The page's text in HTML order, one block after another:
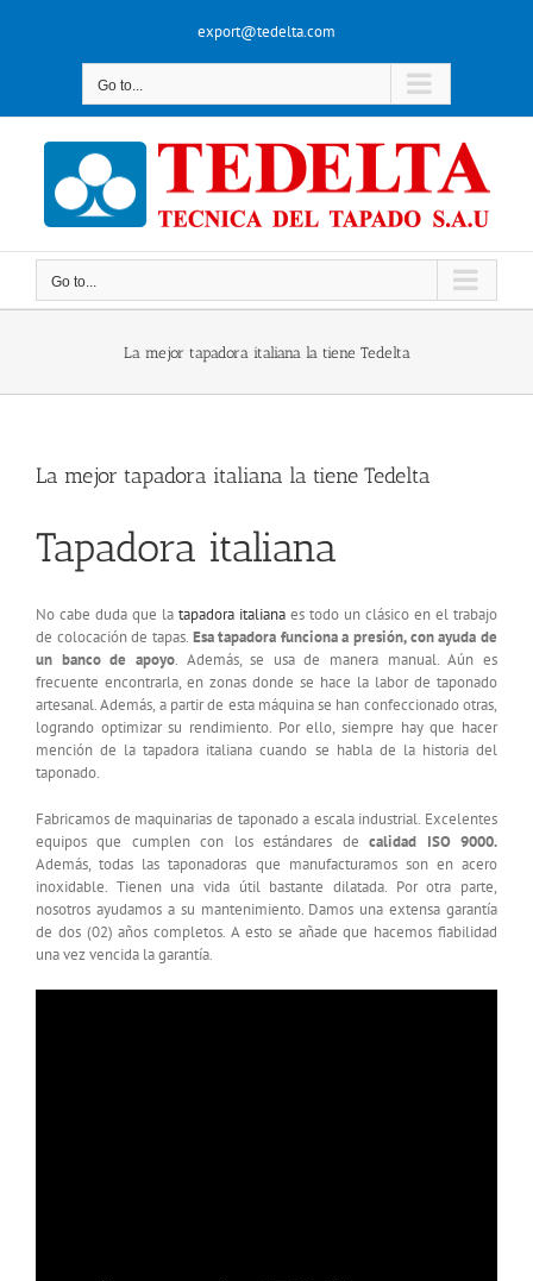
export@tedelta.com
Go to...
Go to...
La mejor tapadora italiana la tiene Tedelta
La mejor tapadora italiana la tiene Tedelta
Tapadora italiana
No cabe duda que la tapadora italiana es todo un clásico en el trabajo
de colocación de tapas. Esa tapadora funciona a presión, con ayuda de
un banco de apoyo. Además, se usa de manera manual. Aún es
frecuente encontrarla, en zonas donde se hace la labor de taponado
artesanal. Además, a partir de esta máquina se han confeccionado otras,
logrando optimizar su rendimiento. Por ello, siempre hay que hacer
mención de la tapadora italiana cuando se habla de la historia del
taponado.
Fabricamos de maquinarias de taponado a escala industrial. Excelentes
equipos que cumplen con los estándares decalidad ISO 9000.
Además, todas las taponadoras que manufacturamos son en acero
inoxidable. Tienen una vida útil bastante dilatada. Por otra parte,
nosotros ayudamos a su mantenimiento. Damos una extensa garantía
de dos (02) años completos. A esto se añade que hacemos fiabilidad
una vez vencida la garantía.